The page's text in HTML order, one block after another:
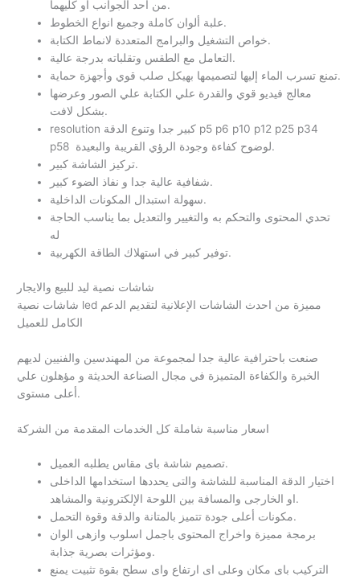
من احد الجوانب او كليهما.
علبة ألوان كاملة وجميع انواع الخطوط.
خواص التشغيل والبرامج المتعددة لانماط الكتابة.
التعامل مع الطقس وتقلباته بدرجة عالية.
تمنع تسرب الماء إليها لتصميمها بهيكل صلب قوي وأجهزة حماية.
معالج فيديو قوي والقدرة علي الكتابة علي الصور وعرضها
بشكل لافت.
resolution كبير جدا وتنوع الدقة p5 p6 p10 p12 p25 p34
p58 لوضوح كفاءة وجودة الرؤي القريبة والبعيدة.
تركيز الشاشة كبير.
شفافية عالية جدا و نفاذ الضوء كبير.
سهولة استبدال المكونات الداخلية.
تحدي المحتوى والتحكم به والتغيير والتعديل بما يناسب الحاجة
له
توفير كبير في استهلاك الطاقة الكهربية.
شاشات نصية ليد للبيع والايجار
شاشات نصية led مميزة من احدث الشاشات الإعلانية لتقديم الدعم
الكامل للعميل
صنعت باحترافية عالية جدا لمجموعة من المهندسين والفنيين لديهم
الخبرة والكفاءة المتميزة في مجال الصناعة الحديثة و مؤهلون علي
أعلى مستوى.
اسعار مناسبة شاملة كل الخدمات المقدمة من الشركة
تصميم شاشة باى مقاس يطلبه العميل.
اختيار الدقة المناسبة للشاشة والتى يحددها استخدامها الداخلى
او الخارجى والمسافة بين اللوحة الإلكترونية والمشاهد.
مكونات أعلى جودة تتميز بالمتانة والدقة وقوة التحمل.
برمجة مميزة واخراج المحتوى باجمل اسلوب وازهى الوان
ومؤثرات بصرية جذابة.
التركيب باى مكان وعلى اى ارتفاع واى سطح بقوة تثبيت يمنع